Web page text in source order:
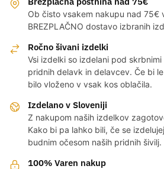
Ob čisto vsakem nakupu nad 75€
BREZPLAČNO dostavo izbranih
Ročno šivani izdelki
Vsi izdelki so izdelani pod
pridnih delavk in delavcev. Če bi
bilo vloženo v vsak kos oblačila.
Izdelano v Sloveniji
Z nakupom naših izdelkov
Kako bi pa lahko bili, če se
budnim očesom naših pridnih šivilj.
100% Varen nakup